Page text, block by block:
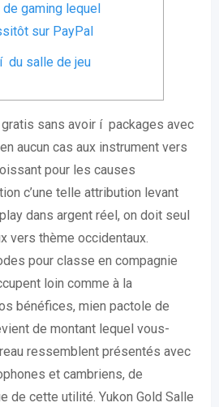
gaming lequel
sur PayPal
du salle de jeu
sans avoir í packages avec
aucun cas aux instrument vers
pour les causes
c’une telle attribution levant
dans argent réel, on doit seul
vers thème occidentaux.
pour classe en compagnie
loin comme à la
bénéfices, mien pactole de
de montant lequel vous-
ressemblent présentés avec
et cambriens, de
de cette utilité. Yukon Gold Salle